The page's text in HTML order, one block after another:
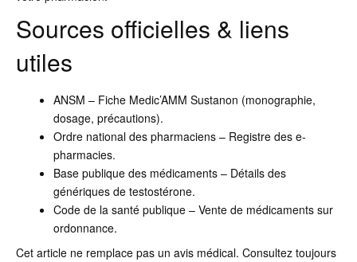
Sources officielles & liens
utiles
ANSM – Fiche Medic’AMM Sustanon (monographie,
dosage, précautions).
Ordre national des pharmaciens – Registre des e-
pharmacies.
Base publique des médicaments – Détails des
génériques de testostérone.
Code de la santé publique – Vente de médicaments sur
ordonnance.
Cet article ne remplace pas un avis médical. Consultez toujours